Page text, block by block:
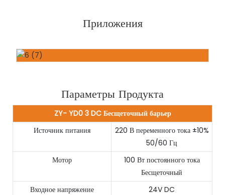
Приложения
Параметры Продукта
ZY- YD0 3 DC Бесщеточный барьер
Источник питания
220 В переменного тока ±10%
50/60 Гц
Мотор
100 Вт постоянного тока
Бесщеточный
Входное напряжение
24V DC